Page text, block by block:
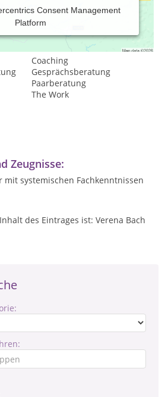
Consent Management
Platform
Coaching
Gesprächsberatung
Paarberatung
The Work
Zeugnisse:
mit systemischen Fachkenntnissen
des Eintrages ist: Verena Bach